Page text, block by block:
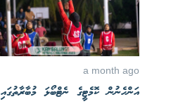
a month ago
އަންހެނުން ކޮމެޓީގެ ނެޓްބޯޅަ މުބާރާތުގައި